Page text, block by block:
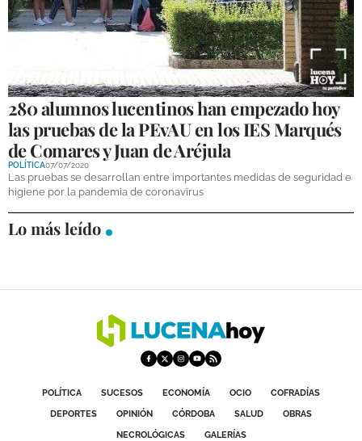
GALERÍAS
280 alumnos lucentinos han empezado hoy
las pruebas de la PEvAU en los IES Marqués
de Comares y Juan de Aréjula
POLÍTICA07/07/2020
Las pruebas se desarrollan entre importantes medidas de seguridad e
higiene por la pandemia de coronavirus
Lo más leído
POLÍTICA SUCESOS ECONOMÍA OCIO
COFRADÍAS
DEPORTES
OPINIÓN CÓRDOBA SALUD
OBRAS
NECROLÓGICAS
GALERÍAS